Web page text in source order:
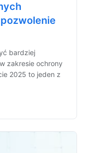
bardziej
zakresie ochrony
2025 to jeden z